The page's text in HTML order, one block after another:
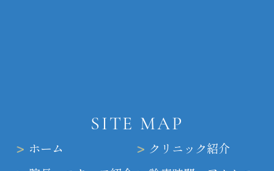
SITE MAP
ホーム クリニック紹介